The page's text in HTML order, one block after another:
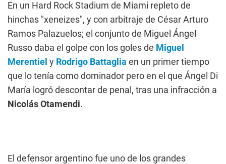
En un Hard Rock Stadium de Miami repleto de
hinchas "xeneizes", y con arbitraje de César Arturo
Ramos Palazuelos; el conjunto de Miguel Ángel
Russo daba el golpe con los goles de Miguel
Merentiel y Rodrigo Battaglia en un primer tiempo
que lo tenía como dominador pero en el que Ángel Di
María logró descontar de penal, tras una infracción a
Nicolás Otamendi.
El defensor argentino fue uno de los grandes